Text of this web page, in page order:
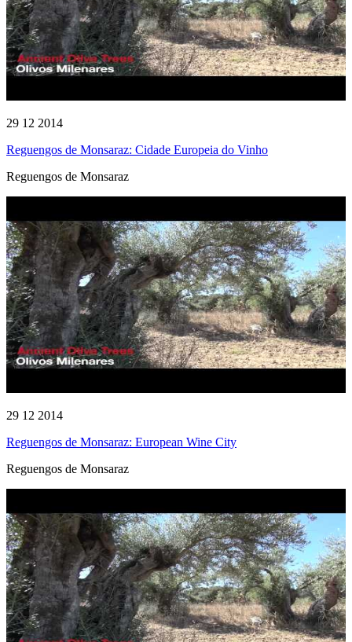
29 12 2014
Reguengos de Monsaraz: Cidade Europeia do Vinho
Reguengos de Monsaraz
29 12 2014
Reguengos de Monsaraz: European Wine City
Reguengos de Monsaraz